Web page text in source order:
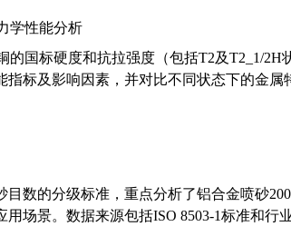
学性能分析
的国标硬度和抗拉强度（包括T2及T2_1/2H
指标及影响因素，并对比不同状态下的金属
数的分级标准，重点分析了铝合金喷砂
用场景。数据来源包括ISO 8503-1标准和行